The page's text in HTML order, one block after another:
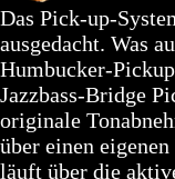
Das Pick-up-
ausgedacht. Was
Humbucker-
Jazzbass-Bridge
originale
über einen
läuft über die